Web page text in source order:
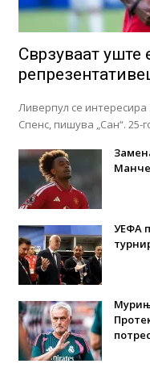
Сврзуваат уште
Ливерпул се
Спенс, пишува „Сан“.
УЕФА